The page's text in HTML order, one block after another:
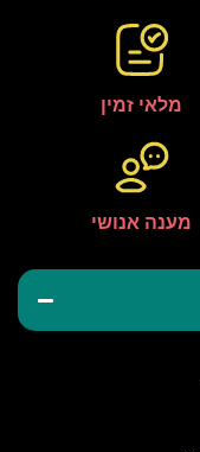
מלאי זמין
מענה אנושי